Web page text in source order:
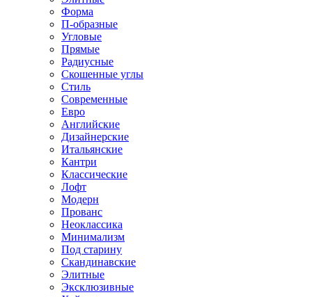
Форма
П-образные
Угловые
Прямые
Радиусные
Скошенные углы
Стиль
Современные
Евро
Английские
Дизайнерские
Итальянские
Кантри
Классические
Лофт
Модерн
Прованс
Неоклассика
Минимализм
Под старину
Скандинавские
Элитные
Эксклюзивные